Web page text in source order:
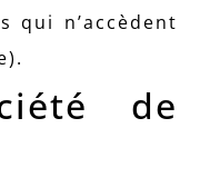
qui n’accèdent
de